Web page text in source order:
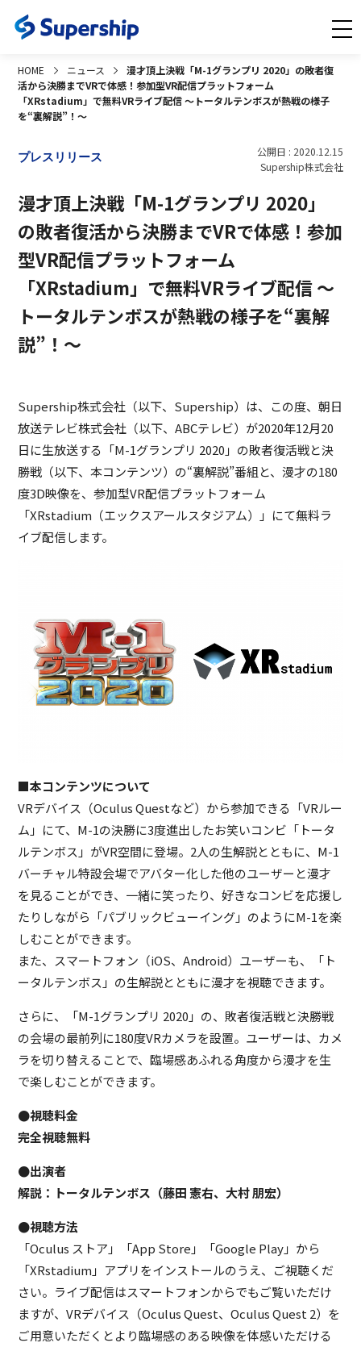
HOME ニュース
漫才頂上決戦「M-1グランプリ 2020」の敗者復
活から決勝までVRで体感！参加型VR配信プラットフォーム
「XRstadium」で無料VRライブ配信 〜トータルテンボスが熱戦の様子
を“裏解説”！〜
プレスリリース
公開日 : 2020.12.15
Supership株式会社
漫才頂上決戦「M-1グランプリ 2020」
の敗者復活から決勝までVRで体感！参加
型VR配信プラットフォーム
「XRstadium」で無料VRライブ配信 〜
トータルテンボスが熱戦の様子を“裏解
説”！〜
Supership株式会社（以下、Supership）は、この度、朝日
放送テレビ株式会社（以下、ABCテレビ）が2020年12月20
日に生放送する「M-1グランプリ 2020」の敗者復活戦と決
勝戦（以下、本コンテンツ）の“裏解説”番組と、漫才の180
度3D映像を、参加型VR配信プラットフォーム
「XRstadium（エックスアールスタジアム）」にて無料ラ
イブ配信します。
■本コンテンツについて
VRデバイス（Oculus Questなど）から参加できる「VRルー
ム」にて、M-1の決勝に3度進出したお笑いコンビ「トータ
ルテンボス」がVR空間に登場。2人の生解説とともに、M-1
バーチャル特設会場でアバター化した他のユーザーと漫才
を見ることができ、一緒に笑ったり、好きなコンビを応援し
たりしながら「パブリックビューイング」のようにM-1を楽
しむことができます。
また、スマートフォン（iOS、Android）ユーザーも、「ト
ータルテンボス」の生解説とともに漫才を視聴できます。
さらに、「M-1グランプリ 2020」の、敗者復活戦と決勝戦
の会場の最前列に180度VRカメラを設置。ユーザーは、カメ
ラを切り替えることで、臨場感あふれる角度から漫才を生
で楽しむことができます。
●視聴料金
完全視聴無料
●出演者
解説：トータルテンボス（藤田 憲右、大村 朋宏）
●視聴方法
「Oculus ストア」「App Store」「Google Play」から
「XRstadium」アプリをインストールのうえ、ご視聴くだ
さい。ライブ配信はスマートフォンからでもご覧いただけ
ますが、VRデバイス（Oculus Quest、Oculus Quest 2）を
ご用意いただくとより臨場感のある映像を体感いただける